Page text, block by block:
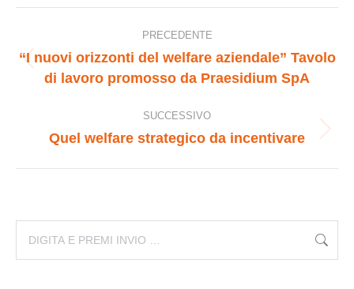
tra
post
PRECEDENTE
Post
precedente:
“I nuovi orizzonti del welfare aziendale” Tavolo
di lavoro promosso da Praesidium SpA
SUCCESSIVO
Prossimo
Quel welfare strategico da incentivare